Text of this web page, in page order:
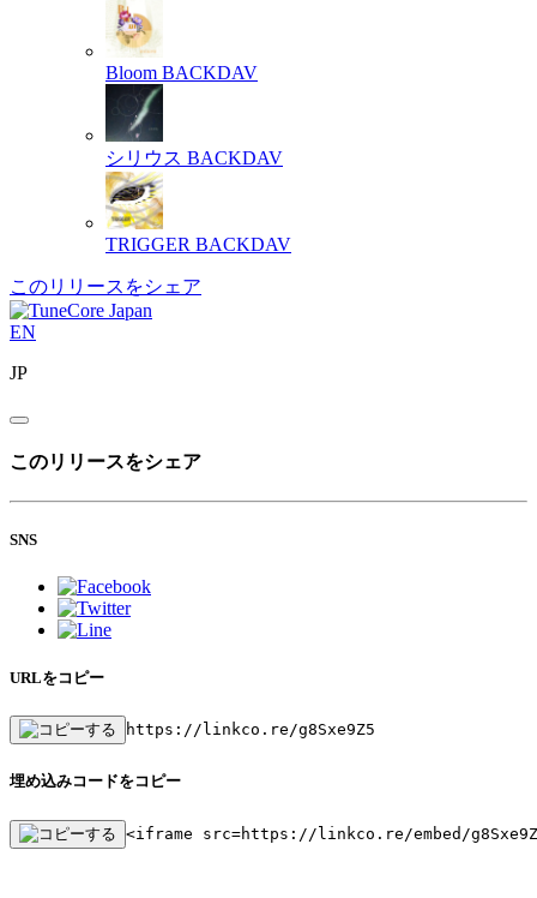
Bloom BACKDAV
シリウス BACKDAV
TRIGGER BACKDAV
このリリースをシェア
EN
JP
このリリースをシェア
SNS
URLをコピー
https://linkco.re/g8Sxe9Z5
埋め込みコードをコピー
<iframe src=https://linkco.re/embed/